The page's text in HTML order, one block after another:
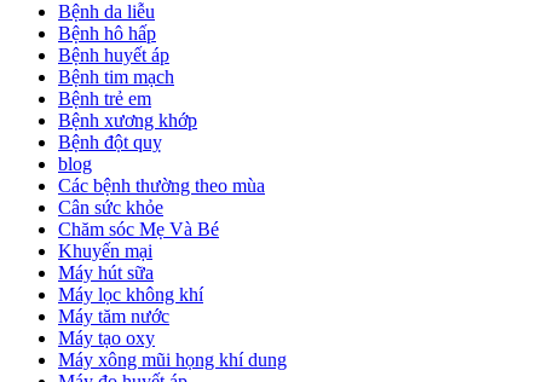
Bệnh da liễu
Bệnh hô hấp
Bệnh huyết áp
Bệnh tim mạch
Bệnh trẻ em
Bệnh xương khớp
Bệnh đột quỵ
blog
Các bệnh thường theo mùa
Cân sức khỏe
Chăm sóc Mẹ Và Bé
Khuyến mại
Máy hút sữa
Máy lọc không khí
Máy tăm nước
Máy tạo oxy
Máy xông mũi họng khí dung